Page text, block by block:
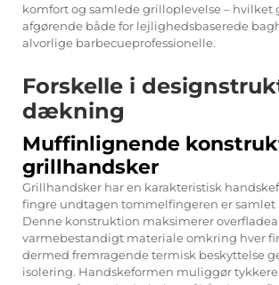
komfort og samlede grilloplevelse – hvilket
afgørende både for lejlighedsbaserede
alvorlige barbecueprofessionelle.
Forskelle i
dækning
Muffinlignende
grillhandsker
Grillhandsker har en karakteristisk
fingre undtagen tommelfingeren er samlet
Denne konstruktion maksimerer
varmebestandigt materiale omkring hver
dermed fremragende termisk beskyttelse
isolering. Handskeformen muliggør